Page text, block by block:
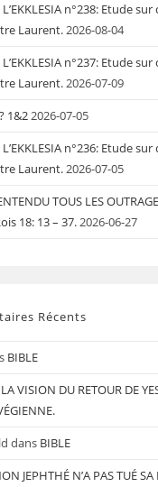
L’EKKLESIA n°238: Etude
Laurent.2026-08-04
L’EKKLESIA n°237: Etude
Laurent.2026-07-09
1&22026-07-05
L’EKKLESIA n°236: Etude
Laurent.2026-07-05
TOUS LES
18: 13 – 37.2026-06-27
Récents
BIBLE
LA VISION DU RETOUR DE
dans BIBLE
JEPHTHÉ N’A PAS TUÉ SA